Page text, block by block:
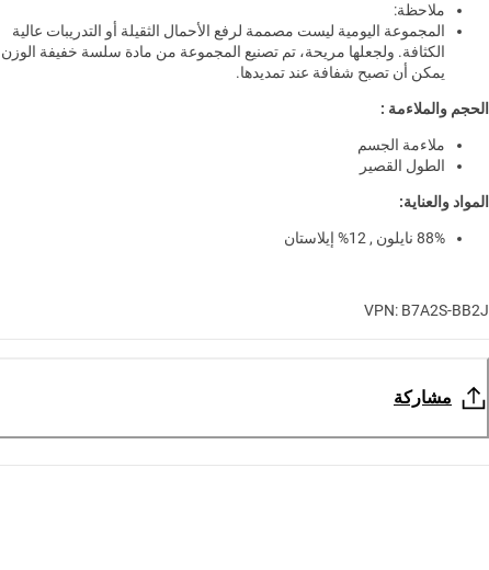
ملاحظة:
المجموعة اليومية ليست مصممة لرفع الأحمال الثقيلة أو التدريبات عالية
الكثافة. ولجعلها مريحة، تم تصنيع المجموعة من مادة سلسة خفيفة الوزن
يمكن أن تصبح شفافة عند تمديدها.
الحجم والملاءمة :
ملاءمة الجسم
الطول القصير
المواد والعناية:
88% نايلون , 12% إيلاستان
VPN: B7A2S-BB2J
مشاركة